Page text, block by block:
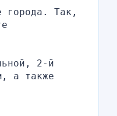
города. Так,
2-й
а также